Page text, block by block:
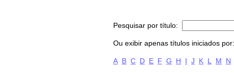
Pesquisar por título:
Ou exibir apenas títulos iniciados por:
A B C D E F G H I J K L M N